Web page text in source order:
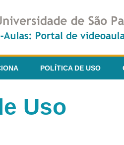
POLÍTICA DE USO
Uso